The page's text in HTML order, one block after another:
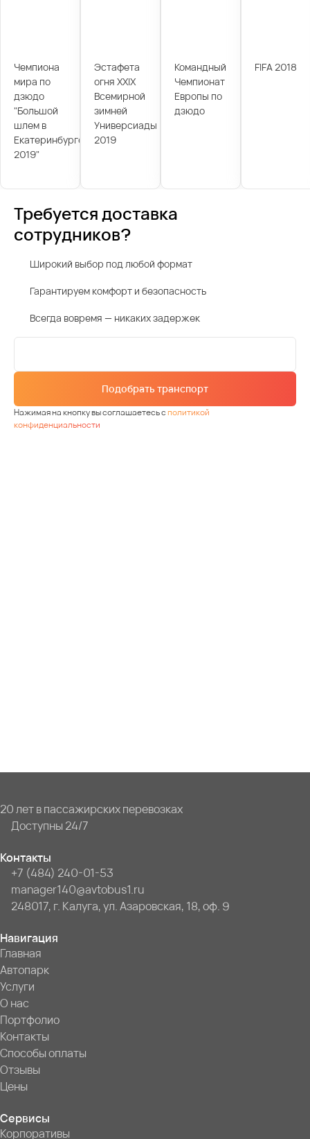
Чемпиона
мира по
дзюдо
"Большой
шлем в
Екатеринбурге
2019"
Эстафета
огня XXIX
Всемирной
зимней
Универсиады
2019
Командный
Чемпионат
Европы по
дзюдо
FIFA 2018
Требуется доставка
сотрудников?
Широкий выбор под любой формат
Гарантируем комфорт и безопасность
Всегда вовремя — никаких задержек
Подобрать транспорт
Нажимая на кнопку вы соглашаетесь сполитикой
конфиденциальности
20 лет в пассажирских перевозках
Доступны 24/7
Контакты
+7 (484) 240-01-53
manager140@avtobus1.ru
248017, г. Калуга, ул. Азаровская, 18, оф. 9
Навигация
Главная
Автопарк
Услуги
О нас
Портфолио
Контакты
Способы оплаты
Отзывы
Цены
Сервисы
Корпоративы